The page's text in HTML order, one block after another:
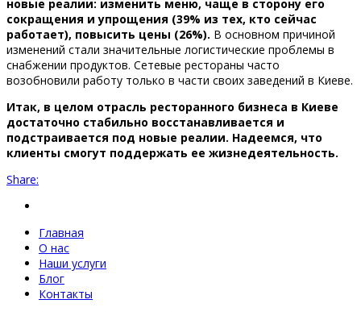
новые реалии: изменить меню, чаще в сторону его
сокращения и упрощения (39% из тех, кто сейчас
работает), повысить цены (26%). В основном причиной
изменений стали значительные логистические проблемы в
снабжении продуктов. Сетевые рестораны часто
возобновили работу только в части своих заведений в Киеве.
Итак, в целом отрасль ресторанного бизнеса в Киеве
достаточно стабильно восстанавливается и
подстраивается под новые реалии. Надеемся, что
клиенты смогут поддержать ее жизнедеятельность.
Share:
Главная
О нас
Наши услуги
Блог
Контакты